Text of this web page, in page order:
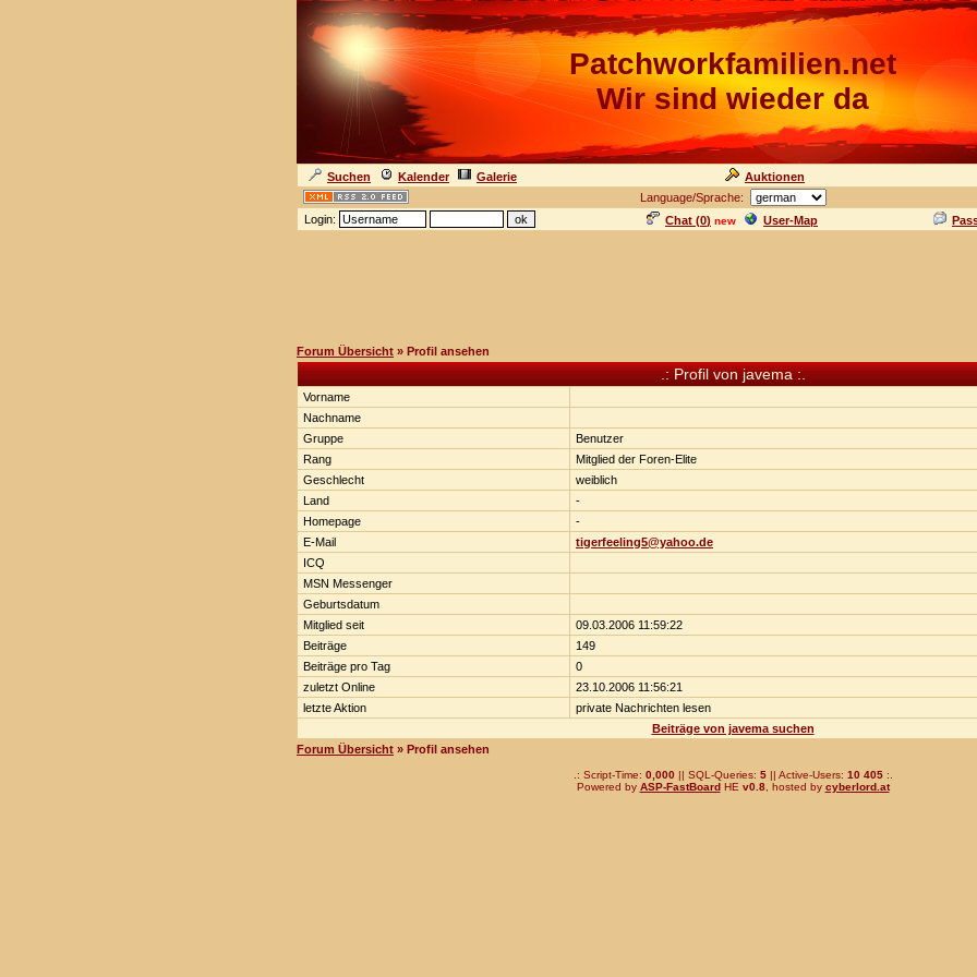
Patchworkfamilien.net
Wir sind wieder da
Suchen Kalender Galerie Auktionen
Language/Sprache:
Login:
Chat (0) new User-Map
Forum Übersicht » Profil ansehen
.: Profil von javema :.
Vorname
Nachname
Gruppe
Benutzer
Rang
Mitglied der Foren-Elite
Geschlecht
weiblich
Land
-
Homepage
-
E-Mail
tigerfeeling5@yahoo.de
ICQ
MSN Messenger
Geburtsdatum
Mitglied seit
09.03.2006 11:59:22
Beiträge
149
Beiträge pro Tag
0
zuletzt Online
23.10.2006 11:56:21
letzte Aktion
private Nachrichten lesen
Beiträge von javema suchen
Forum Übersicht » Profil ansehen
.: Script-Time: 0,000|| SQL-Queries: 5|| Active-Users: 10 405:.
Powered by ASP-FastBoardHE v0.8, hosted by cyberlord.at